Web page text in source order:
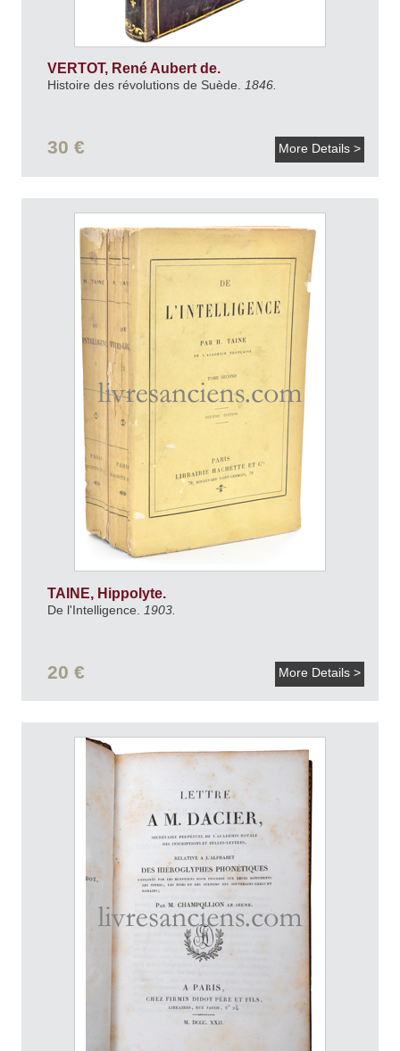
VERTOT, René Aubert de.
Histoire des révolutions de Suède. 1846.
30 € More Details >
TAINE, Hippolyte.
De l'Intelligence. 1903.
20 € More Details >